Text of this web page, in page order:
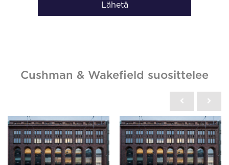
Lähetä
Cushman & Wakefield suosittelee